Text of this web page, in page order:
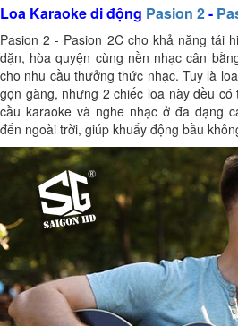
Loa Karaoke di động Pasion 2-
Pasion 2 - Pasion 2Ccho khả năng tái
dặn, hòa quyện cùng nền nhạc cân
cho nhu cầu thưởng thức nhạc. Tuy là
gọn gàng, nhưng 2 chiếc loa này đều
cầu karaoke và nghe nhạc ở đa dạng
đến ngoài trời, giúp khuấy động bầu